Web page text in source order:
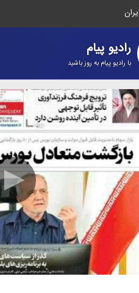
رادیو پیام
با رادیو پیام به روز باشید